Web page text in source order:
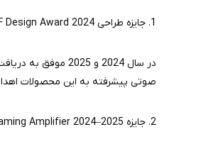
1. جایزه طراحی iF Design Award 2024 و 2025
صوتی پیشرفته به این محصولات
2. جایزه EISA Best Value Streaming Amplifier 2024–2025